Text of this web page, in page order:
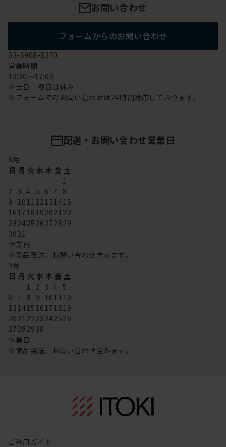
お問い合わせ
フォームからのお問い合わせ
03-6908-8370
営業時間
13:30～17:00
※土日 祝日は休み
※フォームでのお問い合わせは24時間対応しております。
配送・お問い合わせ営業日
8月
日 月 火 水 木 金 土
1
2 3 4 5 6 7 8
9 101112131415
16171819202122
23242526272829
3031
休業日
※商品発送、お問い合わせ含みます。
9月
日 月 火 水 木 金 土
1 2 3 4 5
6 7 8 9 101112
13141516171819
20212223242526
27282930
休業日
※商品発送、お問い合わせ含みます。
ご利用ガイド